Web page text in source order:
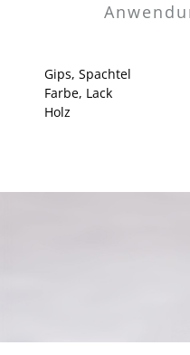
Gips, Spachtel
Farbe, Lack
Holz